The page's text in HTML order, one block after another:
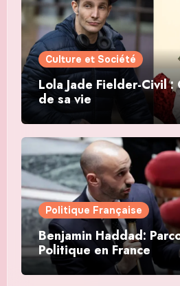
Culture et Société
Lola Jade Fielder-Civil :
de sa vie
Politique Française
Benjamin Haddad:
Politique en France